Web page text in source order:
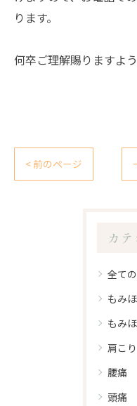
ります。
何卒ご理解賜りますよ
< 前のページ
カ
全て
もみ
もみ
肩こり
腰痛
頭痛